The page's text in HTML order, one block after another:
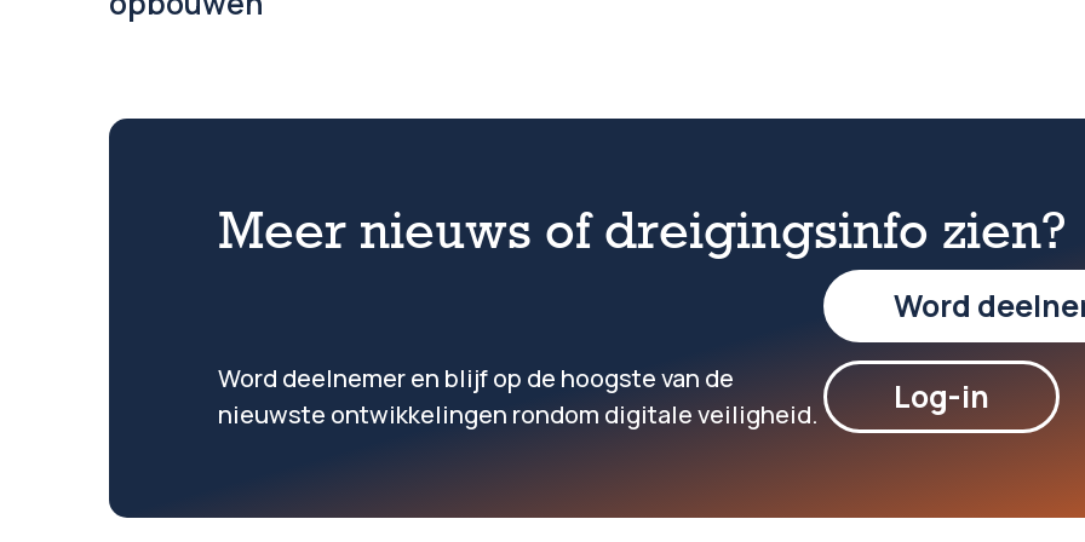
Meer nieuws of dreigingsinfo zien?
Word deelnemer en blijf op de hoogste van de
nieuwste ontwikkelingen rondom digitale veiligheid.
Word
Log-in